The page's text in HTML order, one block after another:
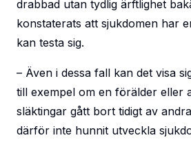
drabbad utan tydlig ärftlighet
konstaterats att sjukdomen har
kan testa sig.
– Även i dessa fall kan det visa
till exempel om en förälder eller
släktingar gått bort tidigt av
därför inte hunnit utveckla